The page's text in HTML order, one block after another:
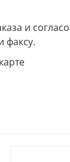
и
факсу.